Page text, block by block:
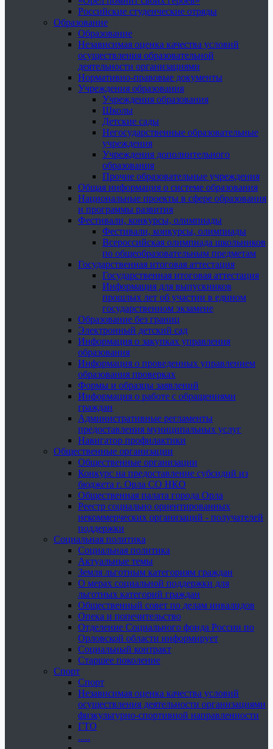
Российские студенческие отряды
Образование
Образование
Независимая оценка качества условий
осуществления образовательной
деятельности организациями
Нормативно-правовые документы
Учреждения образования
Учреждения образования
Школы
Детские сады
Негосударственные образовательные
учреждения
Учреждения дополнительного
образования
Прочие образовательные учреждения
Общая информация о системе образования
Национальные проекты в сфере образования
и программы развития
Фестивали, конкурсы, олимпиады
Фестивали, конкурсы, олимпиады
Всероссийская олимпиада школьников
по общеобразовательным предметам
Государственная итоговая аттестация
Государственная итоговая аттестация
Информация для выпускников
прошлых лет об участии в едином
государственном экзамене
Образование без границ
Электронный детский сад
Информация о закупках управления
образования
Информация о проведенных управлением
образования проверках
Формы и образцы заявлений
Информация о работе с обращениями
граждан
Административные регламенты
предоставления муниципальных услуг
Навигатор профилактики
Общественные организации
Общественные организации
Конкурс на предоставление субсидий из
бюджета г. Орла СО НКО
Общественная палата города Орла
Реестр социально ориентированных
некоммерческих организаций - получателей
поддержки
Социальная политика
Социальная политика
Актуальные темы
Земля льготным категориям граждан
О мерах социальной поддержки для
льготных категорий граждан
Общественный совет по делам инвалидов
Опека и попечительство
Отделение Социального фонда России по
Орловской области информирует
Социальный контракт
Старшее поколение
Спорт
Спорт
Независимая оценка качества условий
осуществления деятельности организациями
физкультурно-спортивной направленности
ГТО
.....